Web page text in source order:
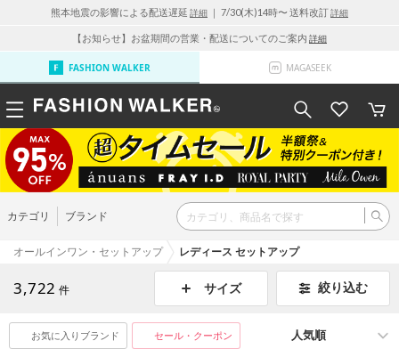
熊本地震の影響による配送遅延 詳細 ｜ 7/30(木)14時〜 送料改訂詳細
【お知らせ】お盆期間の営業・配送についてのご案内 詳細
FASHION WALKER MAGASEEK
カテゴリ ブランド
オールインワン・セットアップ レディース セットアップ
3,722 件 サイズ 絞り込む
お気に入りブランド セール・クーポン